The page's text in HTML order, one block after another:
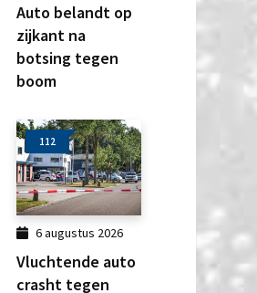
Auto belandt op
zijkant na
botsing tegen
boom
112
6 augustus 2026
Vluchtende auto
crasht tegen